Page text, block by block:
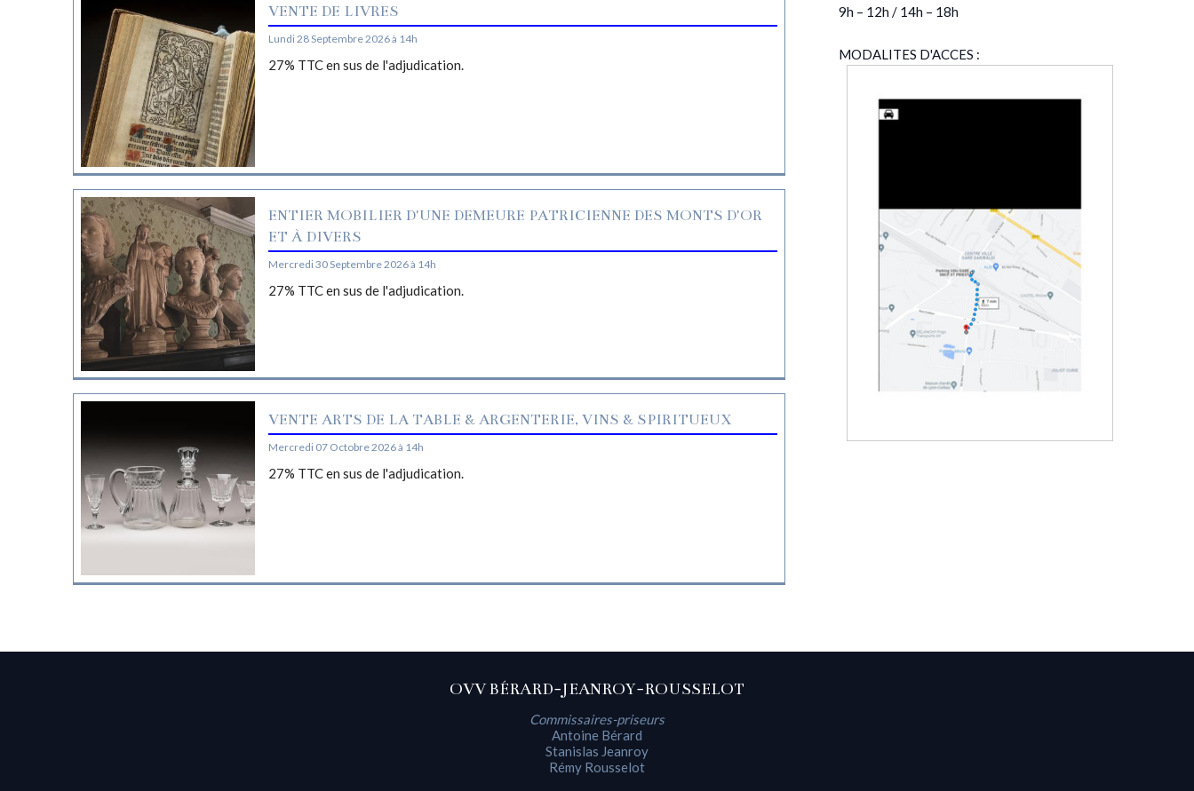
VENTE DE LIVRES
Lundi 28 Septembre 2026 à 14h
27% TTC en sus de l'adjudication.
ENTIER MOBILIER D'UNE DEMEURE PATRICIENNE DES MONTS D'OR
ET À DIVERS
Mercredi 30 Septembre 2026 à 14h
27% TTC en sus de l'adjudication.
VENTE ARTS DE LA TABLE & ARGENTERIE, VINS & SPIRITUEUX
Mercredi 07 Octobre 2026 à 14h
27% TTC en sus de l'adjudication.
9h – 12h / 14h – 18h
MODALITES D'ACCES :
OVV BÉRARD-JEANROY-ROUSSELOT
Commissaires-priseurs
Antoine Bérard
Stanislas Jeanroy
Rémy Rousselot